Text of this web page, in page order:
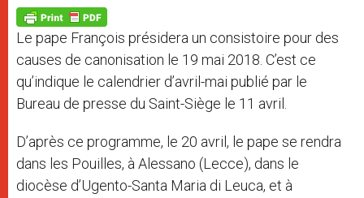
p
p
g
e
r
o
k
Le pape François présidera un consistoire pour des
causes de canonisation le 19 mai 2018. C’est ce
qu’indique le calendrier d’avril-mai publié par le
Bureau de presse du Saint-Siège le 11 avril.
D’après ce programme, le 20 avril, le pape se rendra
dans les Pouilles, à Alessano (Lecce), dans le
diocèse d’Ugento-Santa Maria di Leuca, et à